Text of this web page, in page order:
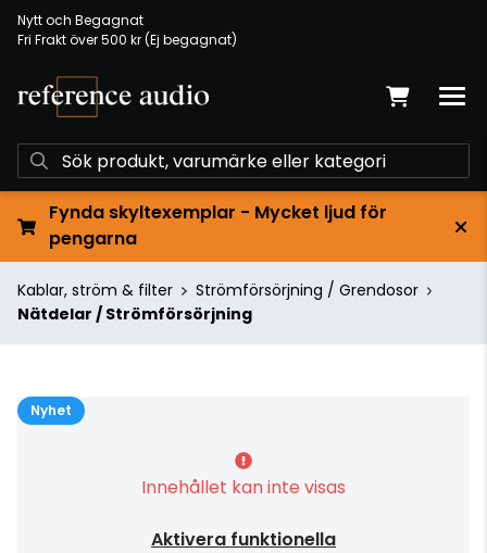
Nytt och Begagnat
Fri Frakt över 500 kr (Ej begagnat)
Fynda skyltexemplar - Mycket ljud för
pengarna
Kablar, ström & filter
Strömförsörjning / Grendosor
Nätdelar / Strömförsörjning
Nyhet
Innehållet kan inte visas
Aktivera funktionella